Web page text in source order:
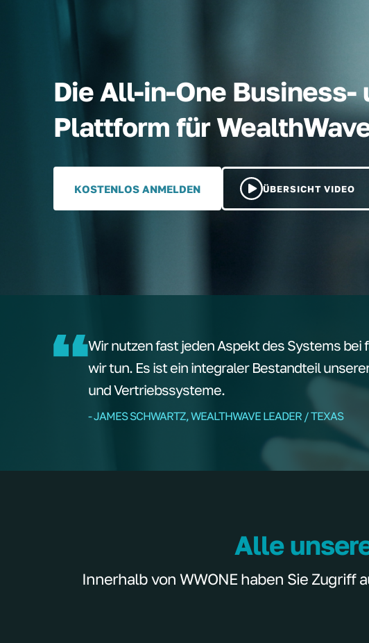
Die All-in-One Business-
Plattform für
KOSTENLOS ANMELDEN ÜBERSICHT VIDEO
Wir nutzen fast jeden Aspekt des Systems bei
wir tun. Es ist ein integraler Bestandteil
und Vertriebssysteme.
- JAMES SCHWARTZ, WEALTHWAVE LEADER / TEXAS
Alle
Innerhalb von WWONE haben Sie